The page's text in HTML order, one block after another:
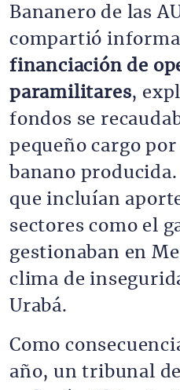
Bananero de las
compartió
financiación de
paramilitares,
fondos se
pequeño cargo por
banano
que incluían
sectores como el
gestionaban en
clima de
Urabá.
Como
año, un tribunal